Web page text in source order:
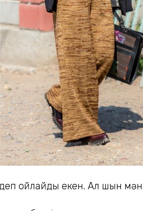
деп ойлайды екен. Ал шын